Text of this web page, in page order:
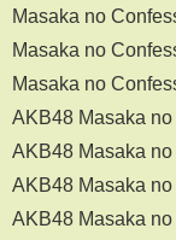
Masaka no
Masaka no
Masaka no
AKB48 Masaka
AKB48 Masaka
AKB48 Masaka
AKB48 Masaka